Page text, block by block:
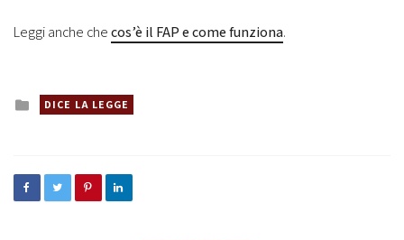
Leggi anche checos’è il FAP e come funziona.
Posted
in
DICE LA LEGGE